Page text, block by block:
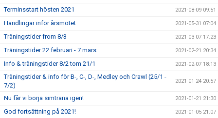
Terminsstart hösten 2021 2021-08-09 09:51
Handlingar inför årsmötet 2021-05-31 07:04
Träningstider from 8/3 2021-03-07 17:23
Träningstider 22 februari - 7 mars 2021-02-21 20:34
Info & träningstider 8/2 tom 21/1 2021-02-07 18:13
Träningstider & info för B-, C-, D-, Medley och Crawl (25/1 -
7/2)
2021-01-24 20:57
Nu får vi börja simträna igen! 2021-01-21 21:30
God fortsättning på 2021! 2021-01-05 21:07